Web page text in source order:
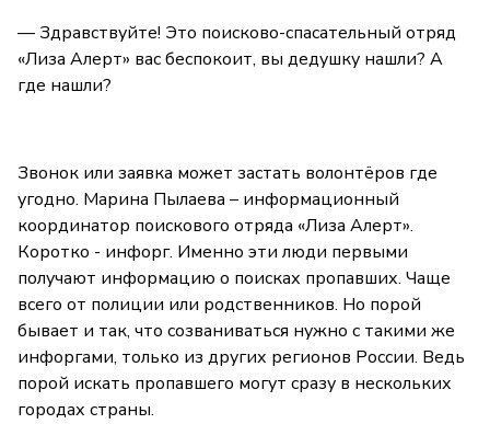
— Здравствуйте! Это поисково-спасательный отряд
«Лиза Алерт» вас беспокоит, вы дедушку нашли? А
где нашли?
Звонок или заявка может застать волонтёров где
угодно. Марина Пылаева – информационный
координатор поискового отряда «Лиза Алерт».
Коротко - инфорг. Именно эти люди первыми
получают информацию о поисках пропавших. Чаще
всего от полиции или родственников. Но порой
бывает и так, что созваниваться нужно с такими же
инфоргами, только из других регионов России. Ведь
порой искать пропавшего могут сразу в нескольких
городах страны.